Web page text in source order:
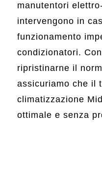
manutentori
intervengono in
funzionamento
condizionatori.
ripristinarne il
assicuriamo che il
climatizzazione
ottimale e senza